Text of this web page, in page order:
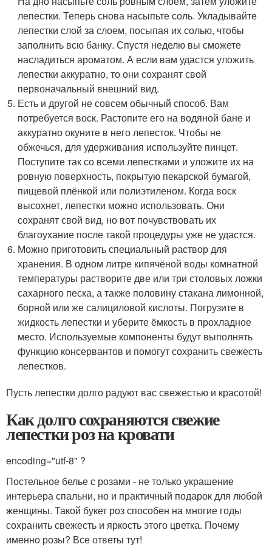
лепестки. Теперь снова насыпьте соль. Укладывайте
лепестки слой за слоем, посыпая их солью, чтобы
заполнить всю банку. Спустя неделю вы сможете
насладиться ароматом. А если вам удастся уложить
лепестки аккуратно, то они сохранят свой
первоначальный внешний вид.
Есть и другой не совсем обычный способ. Вам
потребуется воск. Растопите его на водяной бане и
аккуратно окуните в него лепесток. Чтобы не
обжечься, для удерживания используйте пинцет.
Поступите так со всеми лепестками и уложите их на
ровную поверхность, покрытую пекарской бумагой,
пищевой плёнкой или полиэтиленом. Когда воск
высохнет, лепестки можно использовать. Они
сохранят свой вид, но вот почувствовать их
благоухание после такой процедуры уже не удастся.
Можно приготовить специальный раствор для
хранения. В одном литре кипячёной воды комнатной
температуры растворите две или три столовых ложки
сахарного песка, а также половину стакана лимонной,
борной или же салициловой кислоты. Погрузите в
жидкость лепестки и уберите ёмкость в прохладное
место. Используемые компоненты будут выполнять
функцию консервантов и помогут сохранить свежесть
лепестков.
Пусть лепестки долго радуют вас свежестью и красотой!
Как долго сохраняются свежие
лепестки роз на кровати
encoding="utf-8" ?
Постельное белье с розами - не только украшение
интерьера спальни, но и практичный подарок для любой
женщины. Такой букет роз способен на многие годы
сохранить свежесть и яркость этого цветка. Почему
именно розы? Все ответы тут!